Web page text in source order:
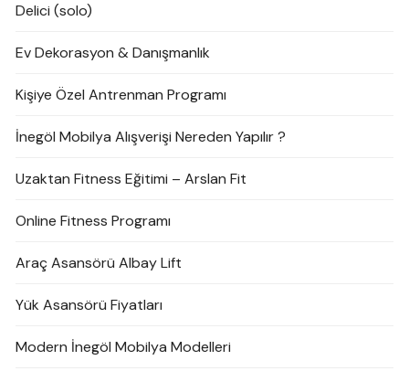
Delici (solo)
Ev Dekorasyon & Danışmanlık
Kişiye Özel Antrenman Programı
İnegöl Mobilya Alışverişi Nereden Yapılır ?
Uzaktan Fitness Eğitimi – Arslan Fit
Online Fitness Programı
Araç Asansörü Albay Lift
Yük Asansörü Fiyatları
Modern İnegöl Mobilya Modelleri